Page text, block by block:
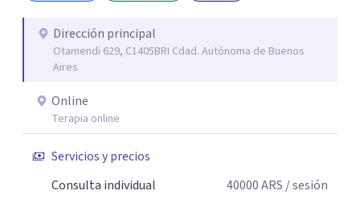
quien consulta.
Dirección principal
Otamendi 629, C1405BRI Cdad. Autónoma de Buenos
Aires
Online
Terapia online
Servicios y precios
Consulta individual
40000ARS / sesión